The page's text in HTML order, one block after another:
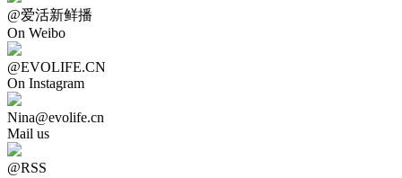
@爱活新鲜播
On Weibo
@EVOLIFE.CN
On Instagram
Nina@evolife.cn
Mail us
@RSS